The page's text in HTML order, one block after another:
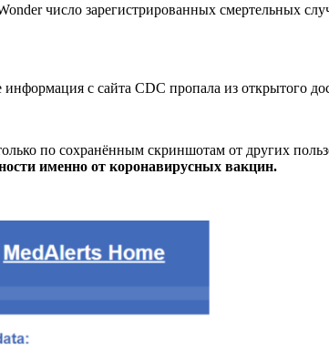
число зарегистрированных смертельных
с сайта CDC пропала из открытого
по сохранённым скриншотам от других
именно от коронавирусных вакцин.